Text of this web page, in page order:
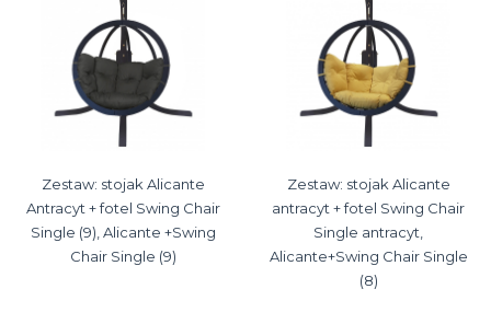
Zestaw: stojak Alicante
Antracyt + fotel Swing Chair
Single (9), Alicante +Swing
Chair Single (9)
Zestaw: stojak Alicante
antracyt + fotel Swing Chair
Single antracyt,
Alicante+Swing Chair Single
(8)